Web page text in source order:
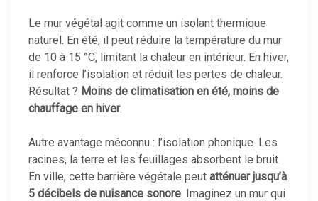
Le mur végétal agit comme un isolant thermique
naturel. En été, il peut réduire la température du mur
de 10 à 15 °C, limitant la chaleur en intérieur. En hiver,
il renforce l’isolation et réduit les pertes de chaleur.
Résultat ? Moins de climatisation en été, moins de
chauffage en hiver.
Autre avantage méconnu : l’isolation phonique. Les
racines, la terre et les feuillages absorbent le bruit.
En ville, cette barrière végétale peut atténuer jusqu’à
5 décibels de nuisance sonore. Imaginez un mur qui